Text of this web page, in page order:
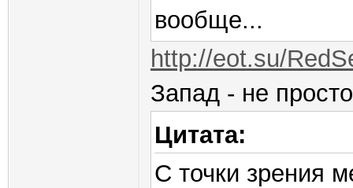
вообще...
http://eot.su/
Запад - не
Цитата:
С точки зрения